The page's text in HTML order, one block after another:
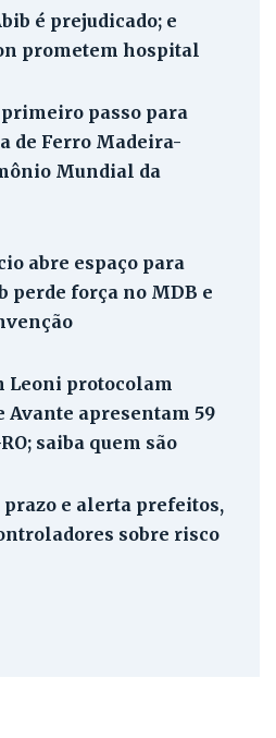
é prejudicado; e
prometem hospital
passo para
de Ferro Madeira-
Mundial da
abre espaço para
perde força no MDB e
Leoni protocolam
Avante apresentam 59
saiba quem são
prazo e alerta prefeitos,
sobre risco